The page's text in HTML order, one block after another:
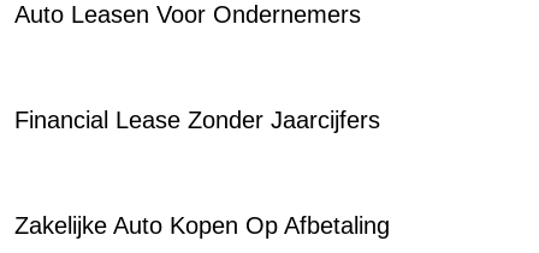
Auto Leasen Voor Ondernemers
Financial Lease Zonder Jaarcijfers
Zakelijke Auto Kopen Op Afbetaling